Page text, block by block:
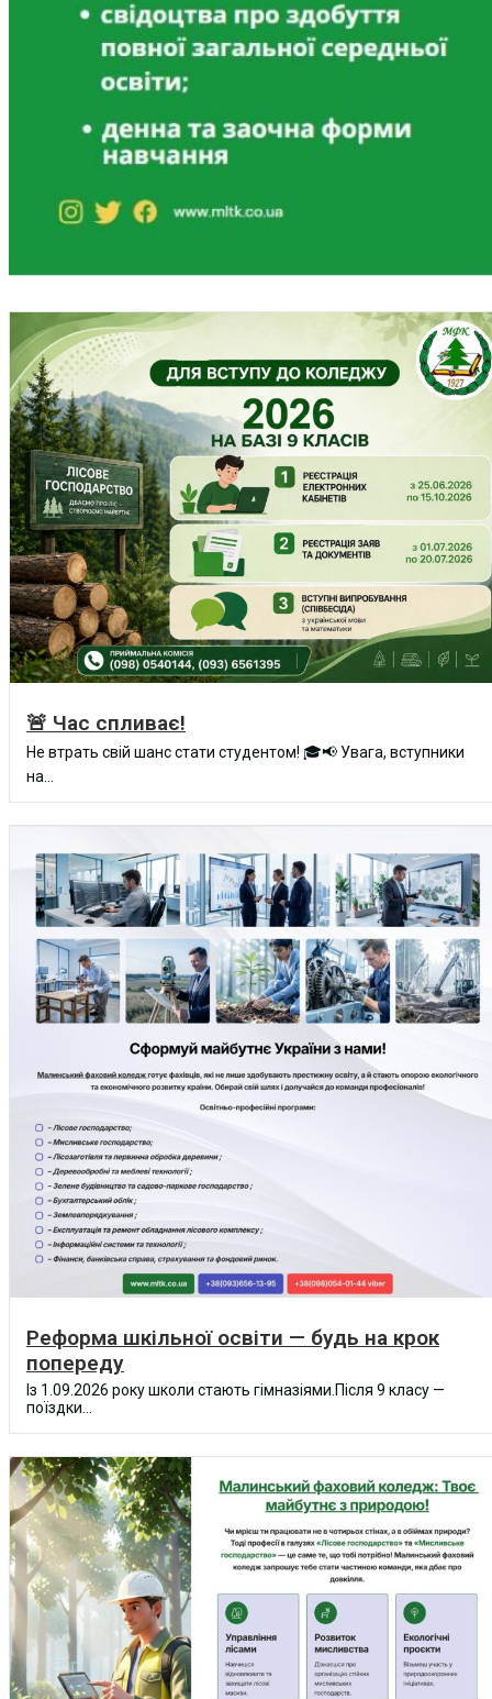
🚨 Час спливає!
Не втрать свій шанс стати студентом! 🎓📢 Увага, вступники
на...
Реформа шкільної освіти — будь на крок
попереду
Із 1.09.2026 року школи стають гімназіями.Після 9 класу —
поїздки...